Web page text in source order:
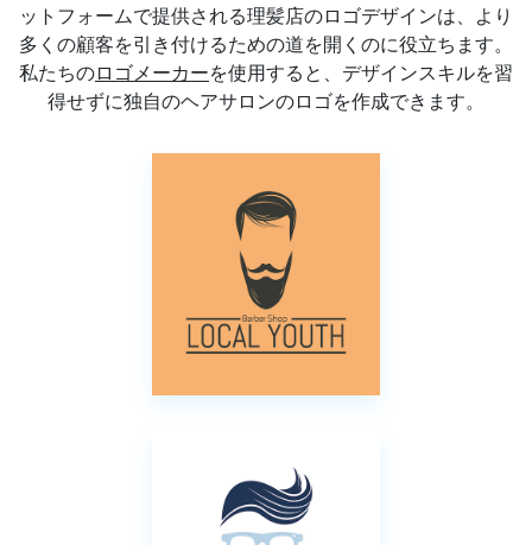
ットフォームで提供される理髪店のロゴデザインは、より
多くの顧客を引き付けるための道を開くのに役立ちます。
私たちのロゴメーカーを使用すると、デザインスキルを習
得せずに独自のヘアサロンのロゴを作成できます。